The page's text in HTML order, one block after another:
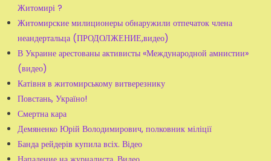
Житомирі ?
Житомирские милиционеры обнаружили отпечаток члена
неандертальца (ПРОДОЛЖЕНИЕ,видео)
В Украине арестованы активисты «Международной амнистии»
(видео)
Катівня в житомирському витверезнику
Повстань, Україно!
Смертна кара
Демяненко Юрій Володимирович, полковник міліції
Банда рейдерів купила всіх. Відео